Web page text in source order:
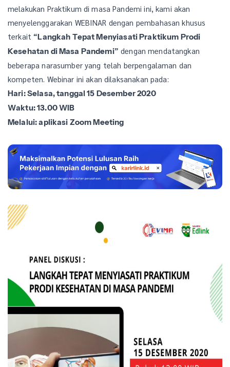
melakukan Praktikum di masa Pandemi ini, kami akan
menyelenggarakan WEBINAR dengan pembahasan khusus
terkait “Langkah Tepat Menyiasati Praktikum Prodi
Kesehatan di Masa Pandemi” dengan mendatangkan
beberapa narasumber yang telah berpengalaman dan
kompeten. Webinar ini akan dilaksanakan pada:
Hari: Selasa, tanggal 15 Desember 2020
Waktu: 13.00 WIB
Melalui: aplikasi Zoom Meeting